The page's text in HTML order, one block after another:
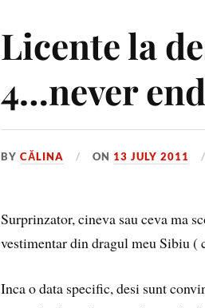
Licente la
4…never
BYCĂLINA ON 13 JULY 2011
Surprinzator, cineva sau ceva ma
vestimentar din dragul meu Sibiu
Inca o data specific, desi sunt